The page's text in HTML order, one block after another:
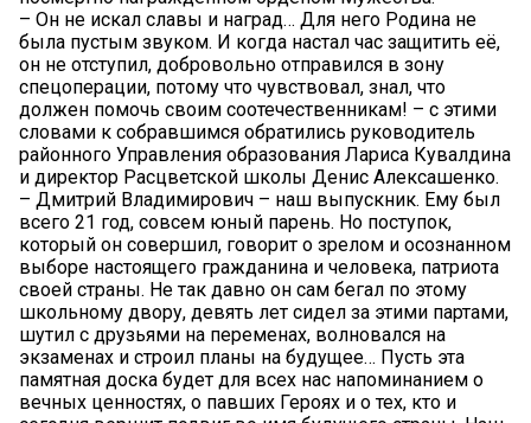
– Он не искал славы и наград… Для него Родина не
была пустым звуком. И когда настал час защитить её,
он не отступил, добровольно отправился в зону
спецоперации, потому что чувствовал, знал, что
должен помочь своим соотечественникам! – с этими
словами к собравшимся обратились руководитель
районного Управления образования Лариса Кувалдина
и директор Расцветской школы Денис Алексашенко.
– Дмитрий Владимирович – наш выпускник. Ему был
всего 21 год, совсем юный парень. Но поступок,
который он совершил, говорит о зрелом и осознанном
выборе настоящего гражданина и человека, патриота
своей страны. Не так давно он сам бегал по этому
школьному двору, девять лет сидел за этими партами,
шутил с друзьями на переменах, волновался на
экзаменах и строил планы на будущее… Пусть эта
памятная доска будет для всех нас напоминанием о
вечных ценностях, о павших Героях и о тех, кто и